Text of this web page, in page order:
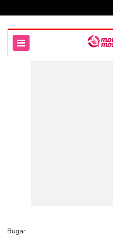
Bugar